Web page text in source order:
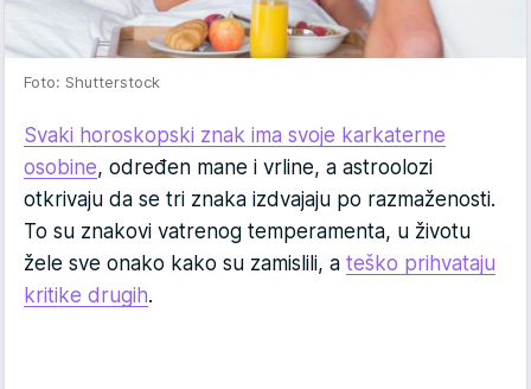
Foto: Shutterstock
Svaki horoskopski znak ima svoje karkaterne
osobine, određen mane i vrline, a astroolozi
otkrivaju da se tri znaka izdvajaju po razmaženosti.
To su znakovi vatrenog temperamenta, u životu
žele sve onako kako su zamislili, a teško prihvataju
kritike drugih.